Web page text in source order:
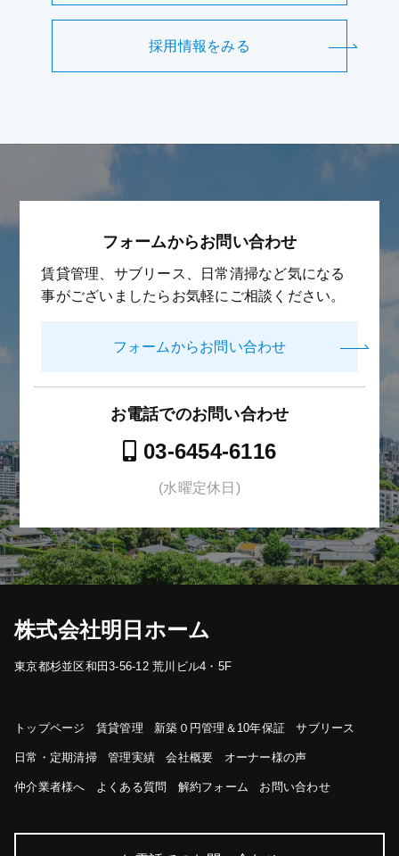
採用情報をみる
フォームからお問い合わせ
賃貸管理、サブリース、日常清掃など気になる
事がございましたらお気軽にご相談ください。
フォームからお問い合わせ
お電話でのお問い合わせ
03-6454-6116
(水曜定休日)
株式会社明日ホーム
東京都杉並区和田3-56-12 荒川ビル4・5F
トップページ 賃貸管理 新築０円管理＆10年保証 サブリース
日常・定期清掃 管理実績 会社概要 オーナー様の声
仲介業者様へ よくある質問 解約フォーム お問い合わせ